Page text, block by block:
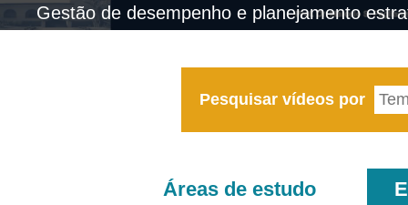
Gestão de desempenho e planejamento
Pesquisar vídeos por
Áreas de estudo